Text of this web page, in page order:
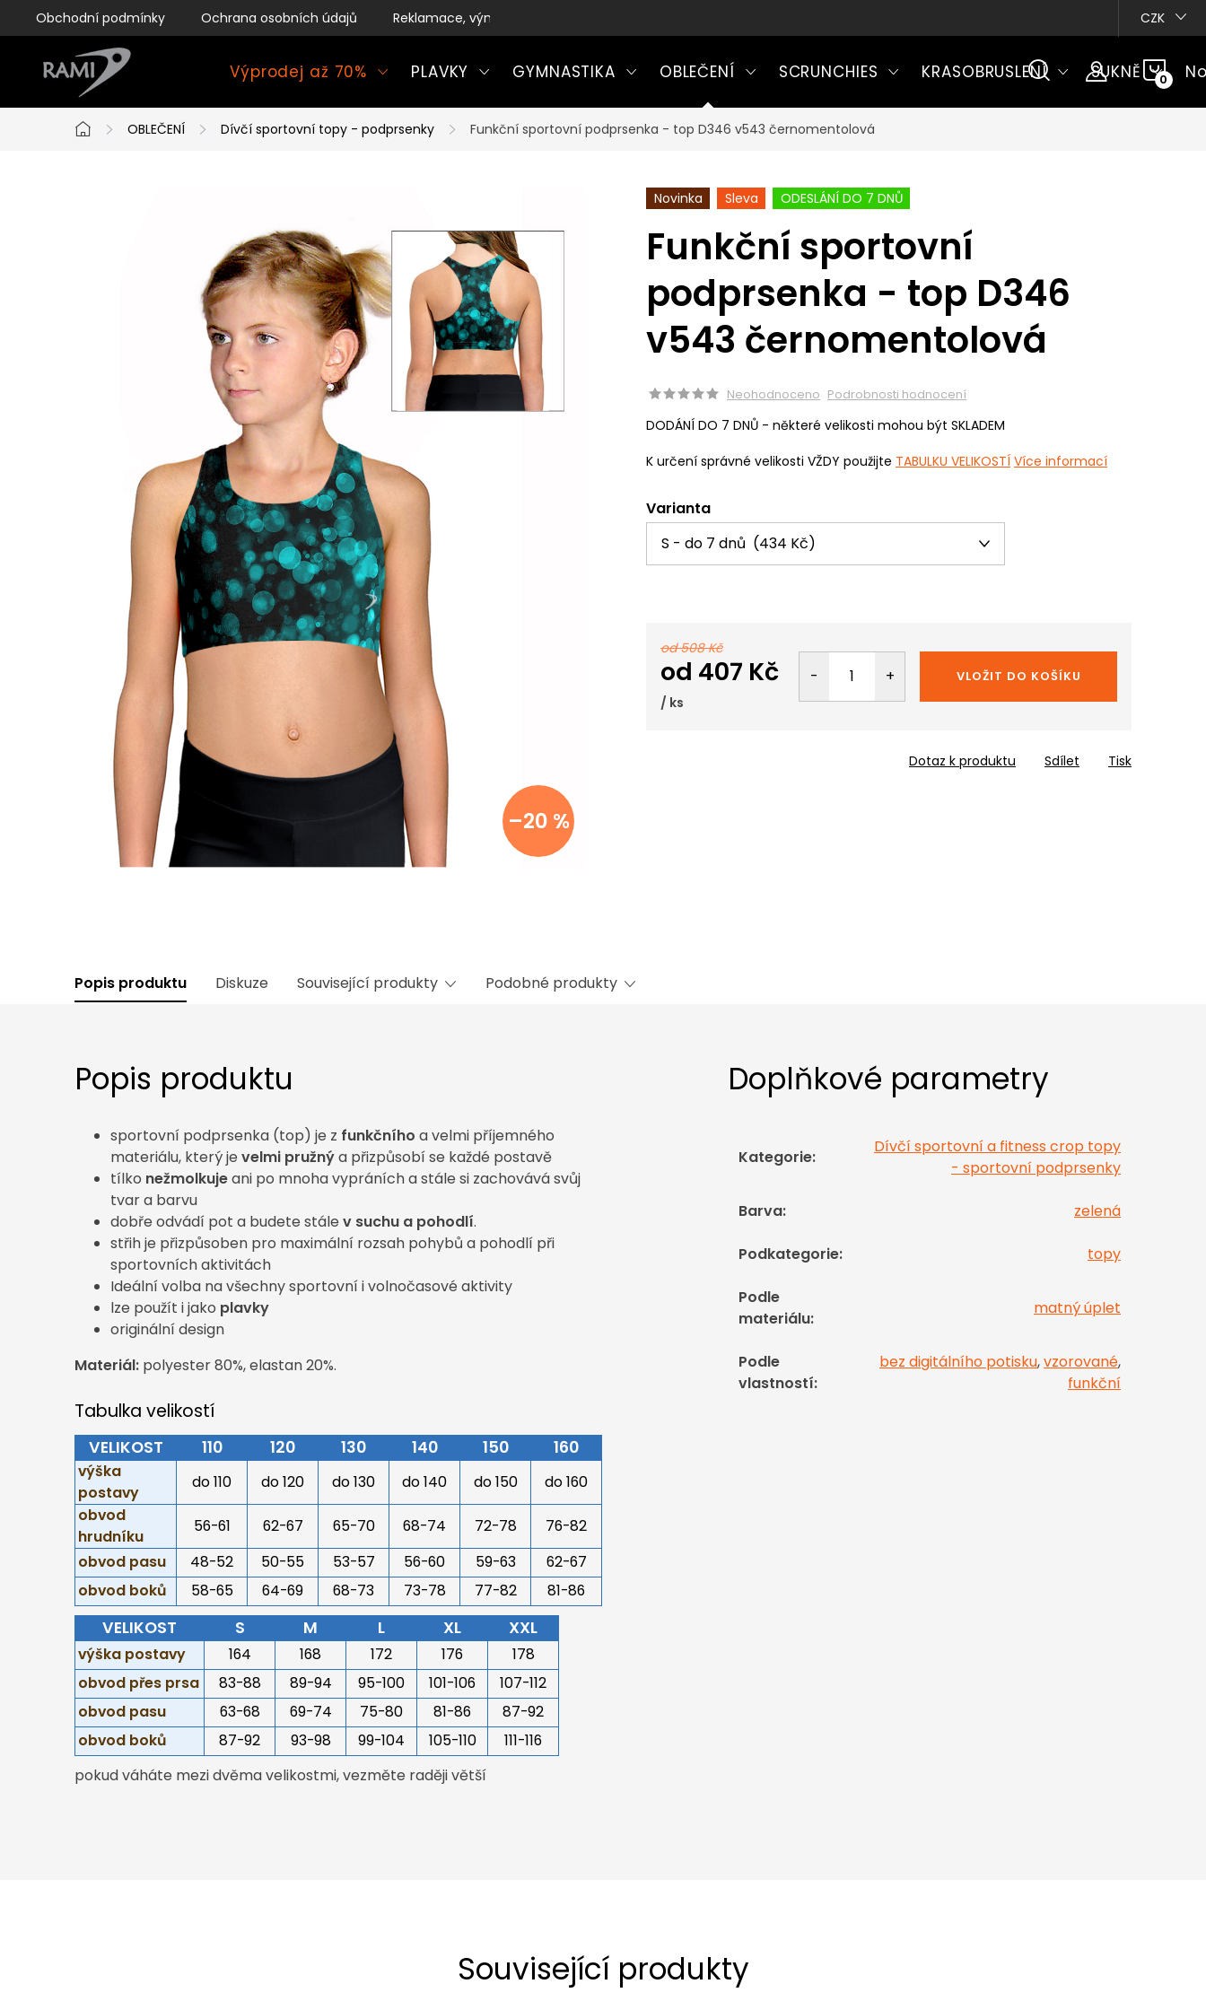
na
Obchodní podmínky Ochrana osobních údajů Reklamace, výměny a vrácení zboží CZK
Výprodej až 70% PLAVKY GYMNASTIKA OBLEČENÍ SCRUNCHIES KRASOBRUSLENÍ SUKNĚ
Domů
OBLEČENÍ Dívčí sportovní topy - podprsenky Funkční sportovní podprsenka - top D346 v543 černomentolová
–20 %
Novinka Sleva ODESLÁNÍ DO 7 DNŮ
Funkční sportovní
podprsenka - top D346
v543 černomentolová
Neohodnoceno Podrobnosti hodnocení
DODÁNÍ DO 7 DNŮ - některé velikosti mohou být SKLADEM
K určení správné velikosti VŽDY použijte TABULKU VELIKOSTÍ Více informací
Varianta
od 508 Kč
od 407 Kč
/ ks
VLOŽIT DO KOŠÍKU
Tisk
Dotaz k produktu Sdílet
Popis produktu Diskuze Související produkty Podobné produkty
Popis produktu
sportovní podprsenka (top) je z funkčního a velmi příjemného
materiálu, který je velmi pružnýa přizpůsobí se každé postavě
tílko nežmolkujeani po mnoha vypráních a stále si zachovává svůj
tvar a barvu
dobře odvádí pot a budete stále v suchu a pohodlí.
střih je přizpůsoben pro maximální rozsah pohybů a pohodlí při
sportovních aktivitách
Ideální volba na všechny sportovní i volnočasové aktivity
lze použít i jako plavky
originální design
Materiál: polyester 80%, elastan 20%.
Tabulka velikostí
VELIKOST 110 120 130 140 150 160
výška
postavy
do 110 do 120 do 130 do 140 do 150
do 160
obvod
hrudníku
56-61 62-67 65-70 68-74 72-78
76-82
obvod pasu
48-52 50-55 53-57 56-60 59-63
62-67
obvod boků
58-65 64-69 68-73 73-78 77-82 81-86
VELIKOST S M L XL XXL
výška postavy 164 168 172 176
178
obvod přes prsa
83-88 89-94 95-100 101-106
107-112
obvod pasu
63-68 69-74 75-80 81-86
87-92
obvod boků
87-92 93-98 99-104 105-110
111-116
pokud váháte mezi dvěma velikostmi, vezměte raději větší
Doplňkové parametry
Kategorie:
Dívčí sportovní a fitness crop topy
- sportovní podprsenky
Barva: zelená
Podkategorie: topy
Podle
materiálu:
matný úplet
Podle
vlastností:
bez digitálního potisku,vzorované,
funkční
Související produkty